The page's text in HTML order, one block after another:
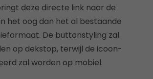
deze directe link naar de
het oog dan het al bestaande
De buttonstyling zal
op dekstop, terwijl de icoon-
zal worden op mobiel.